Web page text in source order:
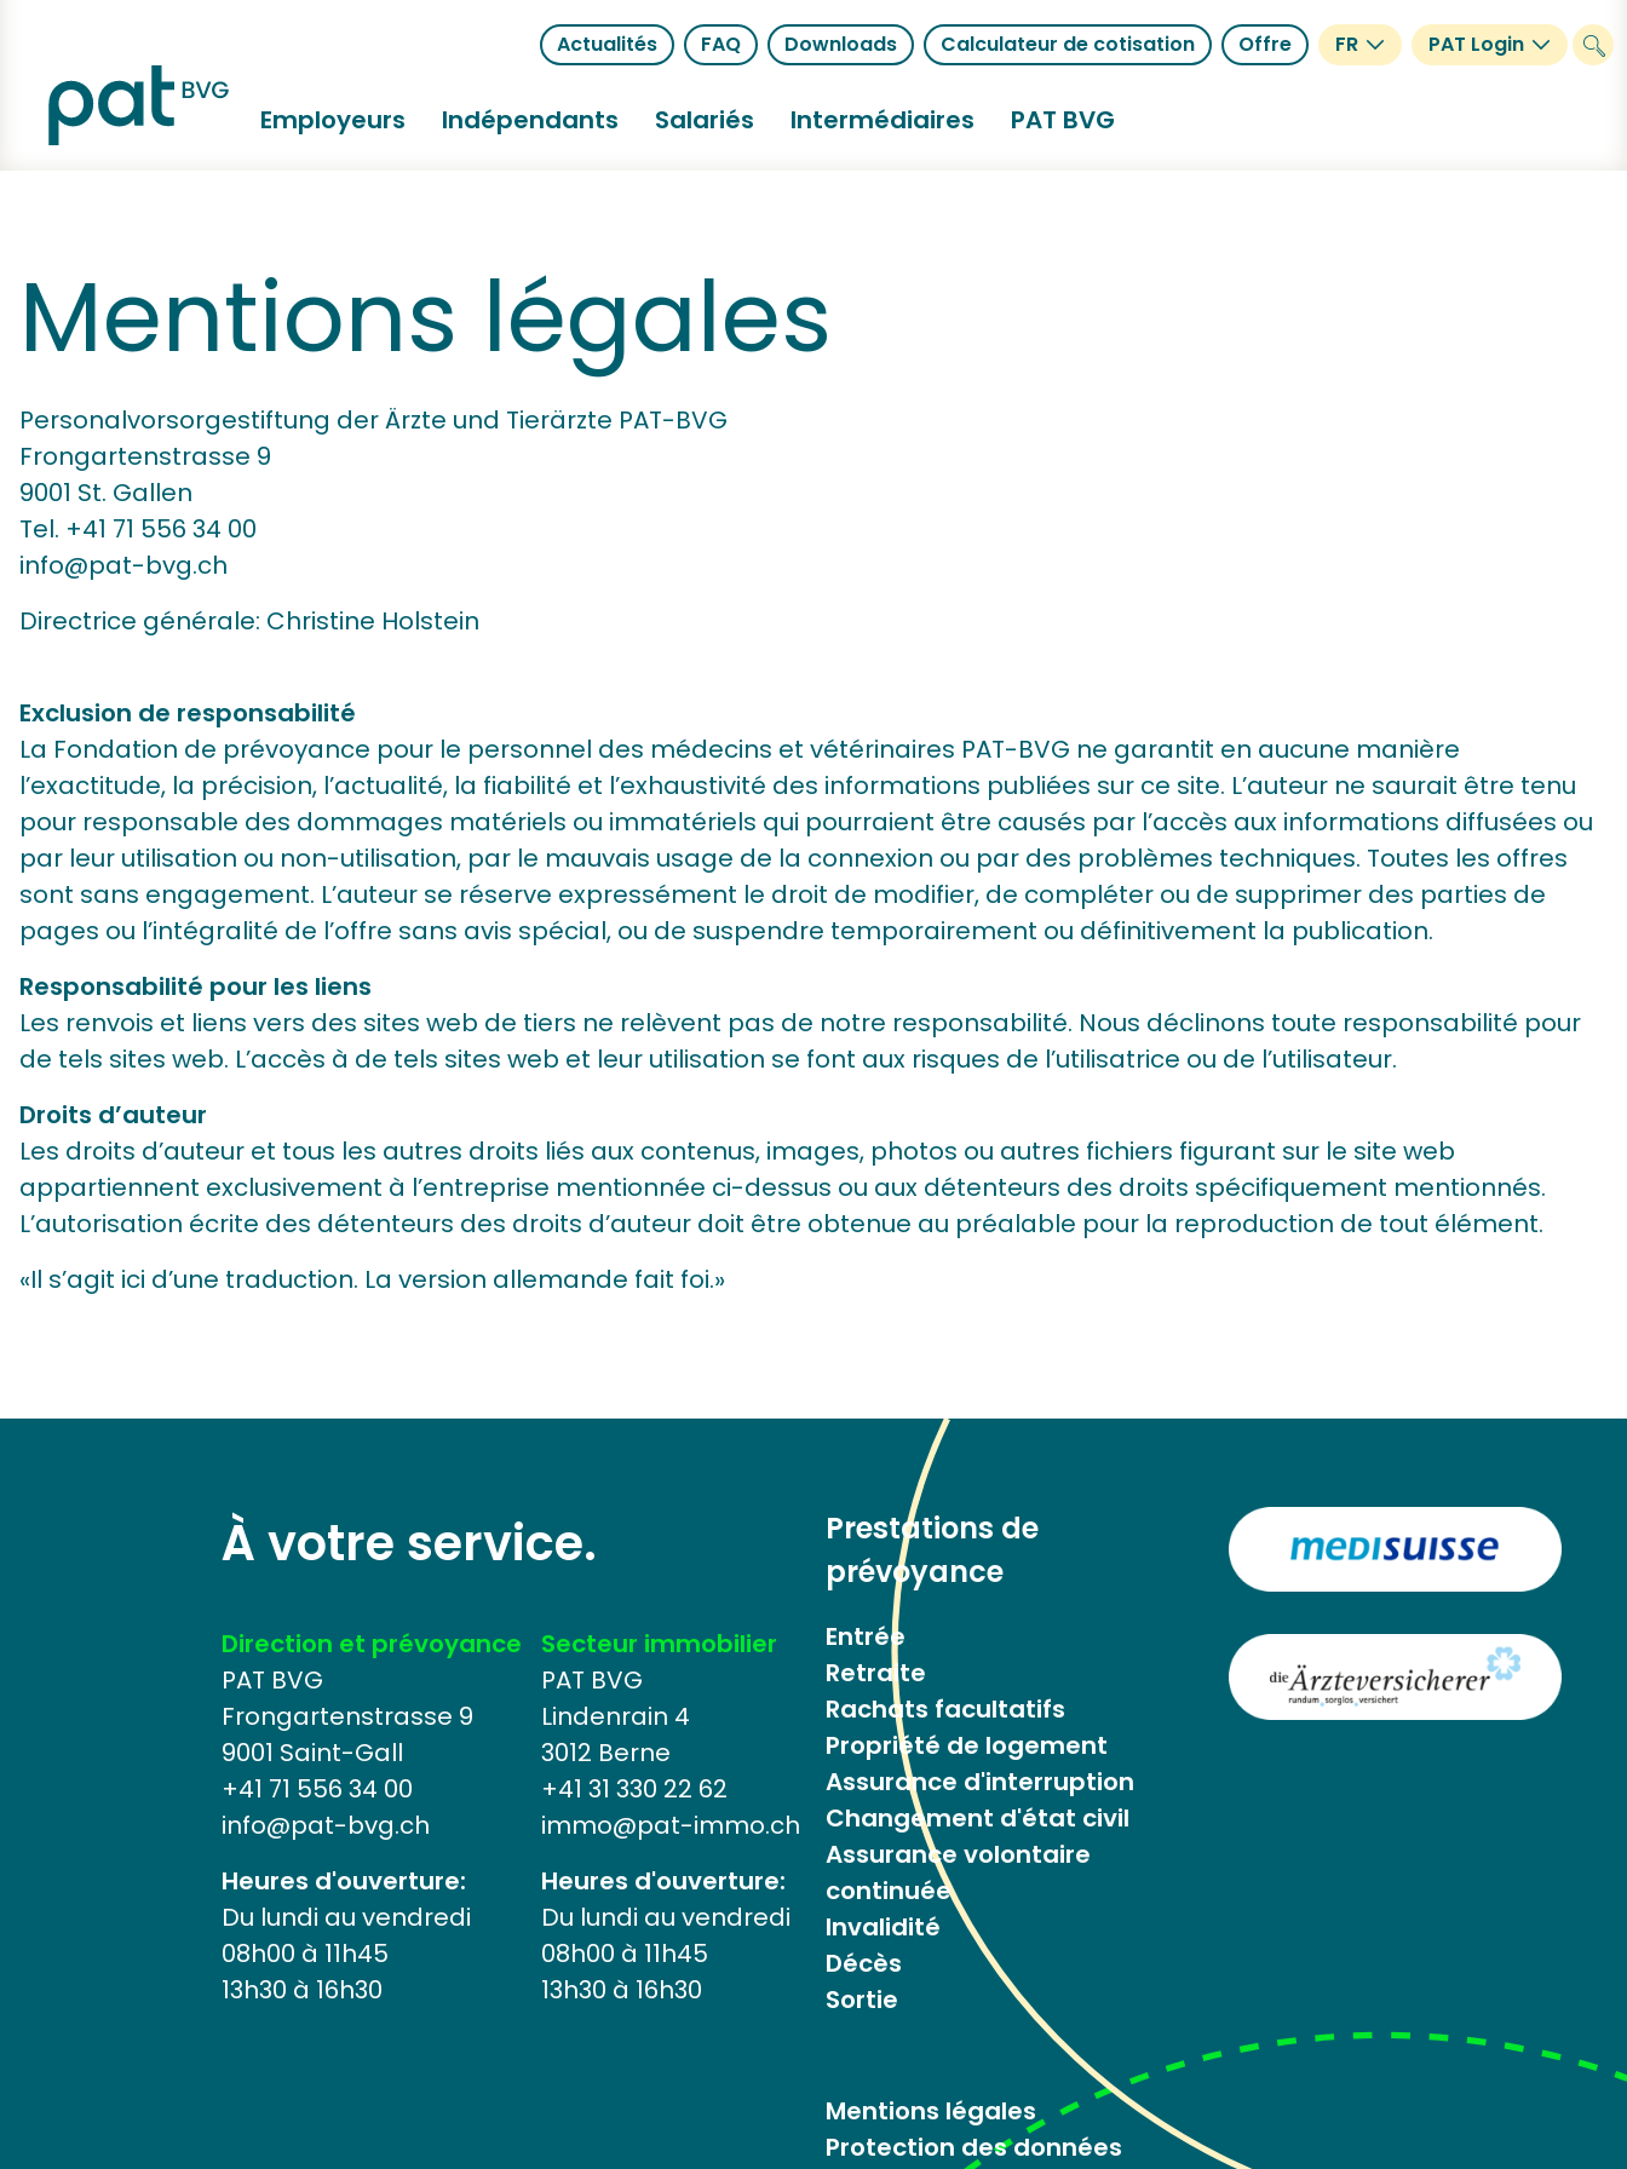
Actualités FAQ Downloads Calculateur de cotisation Offre FR PAT Login
Employeurs Indépendants Salariés Intermédiaires PAT BVG
Mentions légales
Personalvorsorgestiftung der Ärzte und Tierärzte PAT-BVG
Frongartenstrasse 9
9001 St. Gallen
Tel. +41 71 556 34 00
info@pat-bvg.ch
Directrice générale: Christine Holstein
Exclusion de responsabilité
La Fondation de prévoyance pour le personnel des médecins et vétérinaires PAT-BVG ne garantit en aucune manière
l’exactitude, la précision, l’actualité, la fiabilité et l’exhaustivité des informations publiées sur ce site. L’auteur ne saurait être tenu
pour responsable des dommages matériels ou immatériels qui pourraient être causés par l’accès aux informations diffusées ou
par leur utilisation ou non-utilisation, par le mauvais usage de la connexion ou par des problèmes techniques. Toutes les offres
sont sans engagement. L’auteur se réserve expressément le droit de modifier, de compléter ou de supprimer des parties de
pages ou l’intégralité de l’offre sans avis spécial, ou de suspendre temporairement ou définitivement la publication.
Responsabilité pour les liens
Les renvois et liens vers des sites web de tiers ne relèvent pas de notre responsabilité. Nous déclinons toute responsabilité pour
de tels sites web. L’accès à de tels sites web et leur utilisation se font aux risques de l’utilisatrice ou de l’utilisateur.
Droits d’auteur
Les droits d’auteur et tous les autres droits liés aux contenus, images, photos ou autres fichiers figurant sur le site web
appartiennent exclusivement à l’entreprise mentionnée ci-dessus ou aux détenteurs des droits spécifiquement mentionnés.
L’autorisation écrite des détenteurs des droits d’auteur doit être obtenue au préalable pour la reproduction de tout élément.
«Il s’agit ici d’une traduction. La version allemande fait foi.»
À votre service.
Direction et prévoyance
PAT BVG
Frongartenstrasse 9
9001 Saint-Gall
+41 71 556 34 00
info@pat-bvg.ch
Heures d'ouverture:
Du lundi au vendredi
08h00 à 11h45
13h30 à 16h30
Secteur immobilier
PAT BVG
Lindenrain 4
3012 Berne
+41 31 330 22 62
immo@pat-immo.ch
Heures d'ouverture:
Du lundi au vendredi
08h00 à 11h45
13h30 à 16h30
Prestations de
prévoyance
Entrée
Retraite
Rachats facultatifs
Propriété de logement
Assurance d'interruption
Changement d'état civil
Assurance volontaire
continuée
Invalidité
Décès
Sortie
Mentions légales
Protection des données